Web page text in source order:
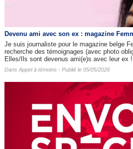
Devenu ami avec son ex : magazine
Je suis journaliste pour le magazine belge
recherche des témoignages (avec photo
Elles/Ils sont devenus ami(e)s avec leur ex
Dans Appel à témoins - Publié le 05/05/2026